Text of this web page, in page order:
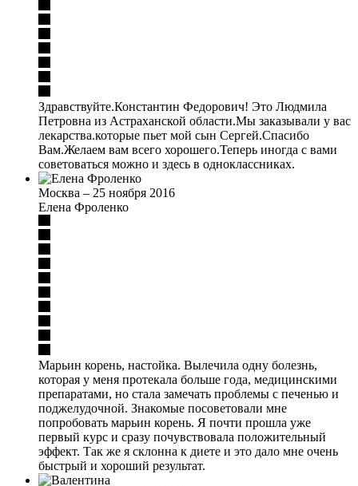
Здравствуйте.Константин Федорович! Это Людмила
Петровна из Астраханской области.Мы заказывали у вас
лекарства.которые пьет мой сын Сергей.Спасибо
Вам.Желаем вам всего хорошего.Теперь иногда с вами
советоваться можно и здесь в одноклассниках.
Москва – 25 ноября 2016
Елена Фроленко
Марьин корень, настойка. Вылечила одну болезнь,
которая у меня протекала больше года, медицинскими
препаратами, но стала замечать проблемы с печенью и
поджелудочной. Знакомые посоветовали мне
попробовать марьин корень. Я почти прошла уже
первый курс и сразу почувствовала положительный
эффект. Так же я склонна к диете и это дало мне очень
быстрый и хороший результат.